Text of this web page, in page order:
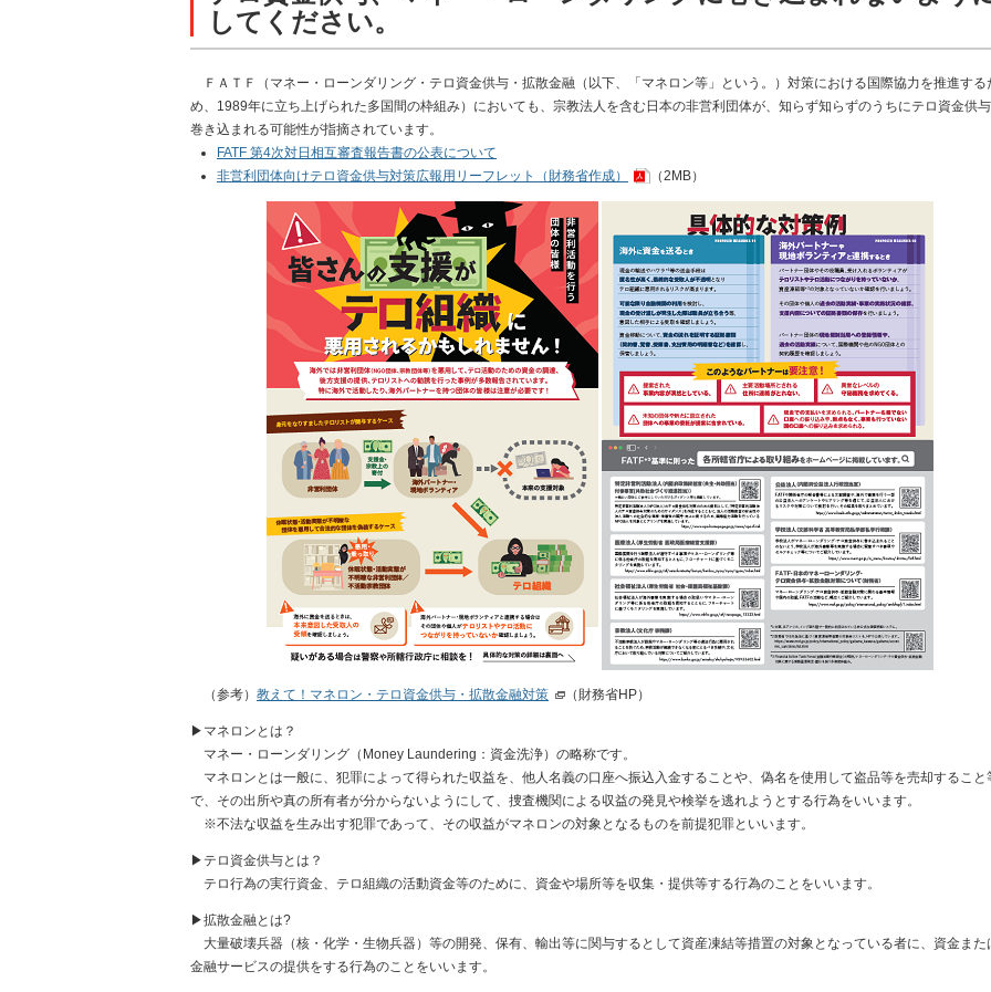
してください。
ＦＡＴＦ（マネー・ローンダリング・テロ資金供与・拡散金融（以下、「マネロン等」という。）対策における国際協力を推進する
め、1989年に立ち上げられた多国間の枠組み）においても、宗教法人を含む日本の非営利団体が、知らず知らずのうちにテロ資金供
巻き込まれる可能性が指摘されています。
FATF 第4次対日相互審査報告書の公表について
非営利団体向けテロ資金供与対策広報用リーフレット（財務省作成）
（2MB）
（参考） 教えて！マネロン・テロ資金供与・拡散金融対策 （財務省HP）
▶マネロンとは？
マネー・ローンダリング（Money Laundering：資金洗浄）の略称です。
マネロンとは一般に、犯罪によって得られた収益を、他人名義の口座へ振込入金することや、偽名を使用して盗品等を売却すること
で、その出所や真の所有者が分からないようにして、捜査機関による収益の発見や検挙を逃れようとする行為をいいます。
※不法な収益を生み出す犯罪であって、その収益がマネロンの対象となるものを前提犯罪といいます。
▶テロ資金供与とは？
テロ行為の実行資金、テロ組織の活動資金等のために、資金や場所等を収集・提供等する行為のことをいいます。
▶拡散金融とは?
大量破壊兵器（核・化学・生物兵器）等の開発、保有、輸出等に関与するとして資産凍結等措置の対象となっている者に、資金また
金融サービスの提供をする行為のことをいいます。